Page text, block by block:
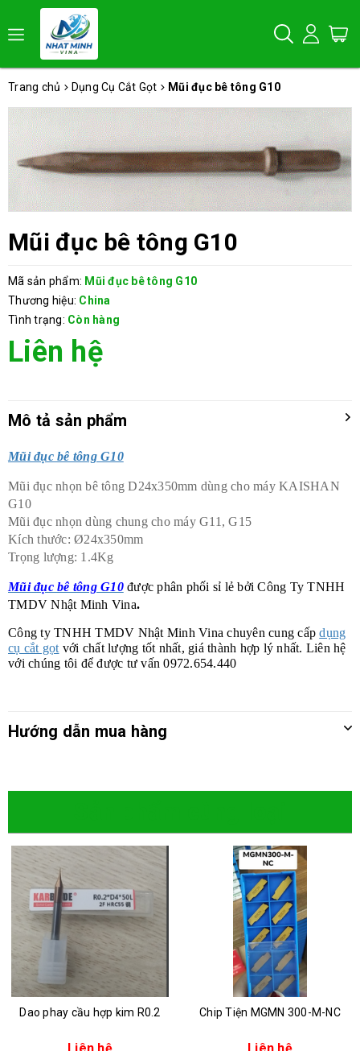
Trang chủ Dụng Cụ Cắt Gọt Mũi đục bê tông G10
Mũi đục bê tông G10
Mã sản phẩm: Mũi đục bê tông G10
Thương hiệu: China
Tình trạng: Còn hàng
Liên hệ
Mô tả sản phẩm
Mũi đục bê tông G10
Mũi đục nhọn bê tông D24x350mm dùng cho máy KAISHAN
G10
Mũi đục nhọn dùng chung cho máy G11, G15
Kích thước: Ø24x350mm
Trọng lượng: 1.4Kg
Mũi đục bê tông G10 được phân phối sỉ lẻ bởi Công Ty TNHH
TMDV Nhật Minh Vina.
Công ty TNHH TMDV Nhật Minh Vina chuyên cung cấpdụng
cụ cắt gọt với chất lượng tốt nhất, giá thành hợp lý nhất. Liên hệ
với chúng tôi để được tư vấn 0972.654.440
Hướng dẫn mua hàng
Dao phay cầu hợp kim R0.2 Chip Tiện MGMN 300-M-NC